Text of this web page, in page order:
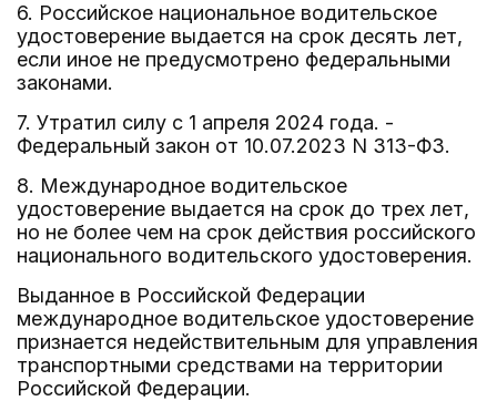
6. Российское национальное водительское
удостоверение выдается на срок десять лет,
если иное не предусмотрено федеральными
законами.
7. Утратил силу с 1 апреля 2024 года. -
Федеральный закон от 10.07.2023 N 313-ФЗ.
8. Международное водительское
удостоверение выдается на срок до трех лет,
но не более чем на срок действия российского
национального водительского удостоверения.
Выданное в Российской Федерации
международное водительское удостоверение
признается недействительным для управления
транспортными средствами на территории
Российской Федерации.